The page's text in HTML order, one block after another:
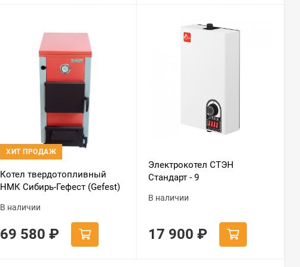
ХИТ ПРОДАЖ
Котел твердотопливный
НМК Сибирь-Гефест (Gefest)
В наличии
69 580 ₽
Электрокотел СТЭН
Стандарт - 9
В наличии
17 900 ₽